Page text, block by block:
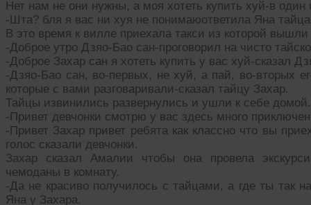
Нет нам не они нужны, а моя хотеть купить хуй-в один
-Шта? бля я вас ни хуя не понимаюответила Яна
В это время к вилле приехала такси из которой
-Доброе утро Дзяо-Бао сан-проговорил на чисто
-Доброе Захар сан я хотеть купить у вас хуй-сказал
-Дзяо-Бао сан, во-первых, не хуй, а пай, во-вторых
которые с вами разговаривали-сказал тайцу Захар.
Тайцы извинились развернулись и ушли к себе домой.
-Привет девчонки смотрю у вас здесь много
-Привет Захар привет ребята как классно что вы
голос сказали девчонки.
Захар сказал Амалии чтобы она провела
чемоданы в комнату.
-Да не красиво получилось с тайцами, а где ты так
Яна у Захара.